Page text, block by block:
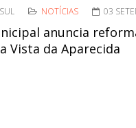
NOTÍCIAS 03
anuncia
Vista da Aparecida